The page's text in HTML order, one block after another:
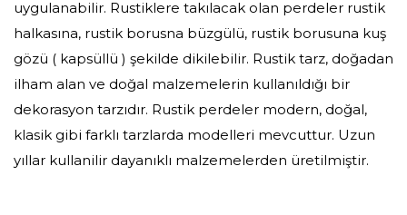
uygulanabilir. Rustiklere takılacak olan perdeler rustik
halkasına, rustik borusna büzgülü, rustik borusuna kuş
gözü ( kapsüllü ) şekilde dikilebilir. Rustik tarz, doğadan
ilham alan ve doğal malzemelerin kullanıldığı bir
dekorasyon tarzıdır. Rustik perdeler modern, doğal,
klasik gibi farklı tarzlarda modelleri mevcuttur. Uzun
yıllar kullanilir dayanıklı malzemelerden üretilmiştir.